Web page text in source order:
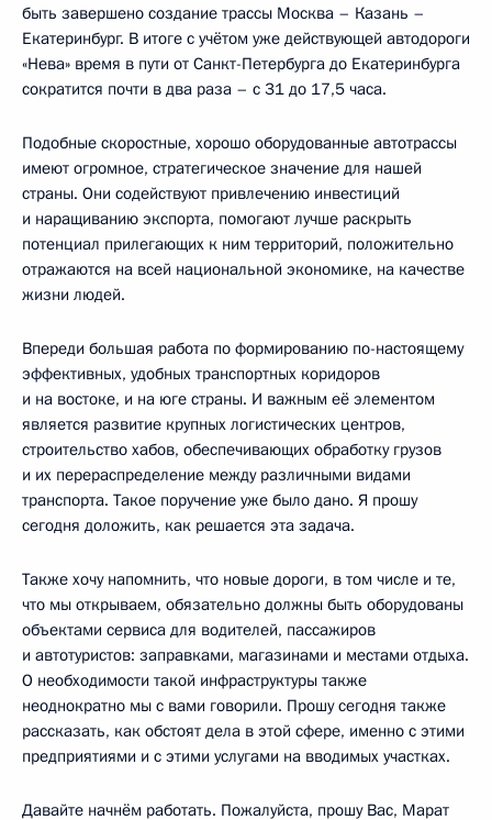
быть завершено создание трассы Москва – Казань –
Екатеринбург. В итоге с учётом уже действующей автодороги
«Нева» время в пути от Санкт-Петербурга до Екатеринбурга
сократится почти в два раза – с 31 до 17,5 часа.
Подобные скоростные, хорошо оборудованные автотрассы
имеют огромное, стратегическое значение для нашей
страны. Они содействуют привлечению инвестиций
и наращиванию экспорта, помогают лучше раскрыть
потенциал прилегающих к ним территорий, положительно
отражаются на всей национальной экономике, на качестве
жизни людей.
Впереди большая работа по формированию по-настоящему
эффективных, удобных транспортных коридоров
и на востоке, и на юге страны. И важным её элементом
является развитие крупных логистических центров,
строительство хабов, обеспечивающих обработку грузов
и их перераспределение между различными видами
транспорта. Такое поручение уже было дано. Я прошу
сегодня доложить, как решается эта задача.
Также хочу напомнить, что новые дороги, в том числе и те,
что мы открываем, обязательно должны быть оборудованы
объектами сервиса для водителей, пассажиров
и автотуристов: заправками, магазинами и местами отдыха.
О необходимости такой инфраструктуры также
неоднократно мы с вами говорили. Прошу сегодня также
рассказать, как обстоят дела в этой сфере, именно с этими
предприятиями и с этими услугами на вводимых участках.
Давайте начнём работать. Пожалуйста, прошу Вас, Марат